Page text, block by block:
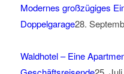
Modernes großzügiges
Doppelgarage28.
Waldhotel – Eine